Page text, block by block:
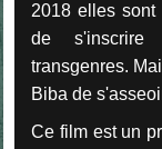
2018 elles
de s'inscrire
transgenres.
Biba de
Ce film est un